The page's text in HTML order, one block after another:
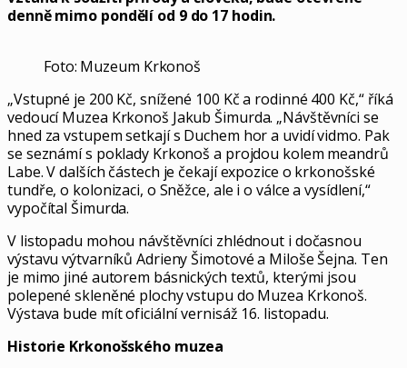
denně mimo pondělí od 9 do 17 hodin.
Foto: Muzeum Krkonoš
„Vstupné je 200 Kč, snížené 100 Kč a rodinné 400 Kč,“ říká
vedoucí Muzea Krkonoš Jakub Šimurda. „Návštěvníci se
hned za vstupem setkají s Duchem hor a uvidí vidmo. Pak
se seznámí s poklady Krkonoš a projdou kolem meandrů
Labe. V dalších částech je čekají expozice o krkonošské
tundře, o kolonizaci, o Sněžce, ale i o válce a vysídlení,“
vypočítal Šimurda.
V listopadu mohou návštěvníci zhlédnout i dočasnou
výstavu výtvarníků Adrieny Šimotové a Miloše Šejna. Ten
je mimo jiné autorem básnických textů, kterými jsou
polepené skleněné plochy vstupu do Muzea Krkonoš.
Výstava bude mít oficiální vernisáž 16. listopadu.
Historie Krkonošského muzea